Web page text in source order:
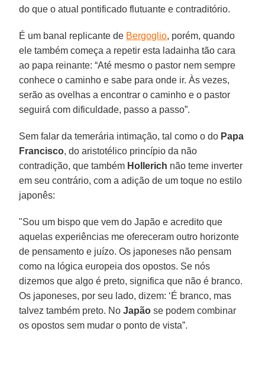
do que o atual pontificado flutuante e contraditório.
É um banal replicante de Bergoglio, porém, quando
ele também começa a repetir esta ladainha tão cara
ao papa reinante: “Até mesmo o pastor nem sempre
conhece o caminho e sabe para onde ir. Às vezes,
serão as ovelhas a encontrar o caminho e o pastor
seguirá com dificuldade, passo a passo”.
Sem falar da temerária intimação, tal como o do Papa
Francisco, do aristotélico princípio da não
contradição, que também Hollerich não teme inverter
em seu contrário, com a adição de um toque no estilo
japonês:
"Sou um bispo que vem do Japão e acredito que
aquelas experiências me ofereceram outro horizonte
de pensamento e juízo. Os japoneses não pensam
como na lógica europeia dos opostos. Se nós
dizemos que algo é preto, significa que não é branco.
Os japoneses, por seu lado, dizem: ‘É branco, mas
talvez também preto. NoJapão se podem combinar
os opostos sem mudar o ponto de vista”.